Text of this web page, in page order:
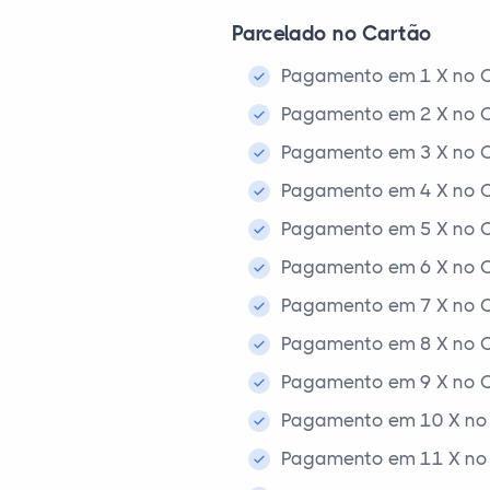
Parcelado no Cartão
Pagamento em 1 X no
Pagamento em 2 X no
Pagamento em 3 X no
Pagamento em 4 X no
Pagamento em 5 X no
Pagamento em 6 X no
Pagamento em 7 X no
Pagamento em 8 X no
Pagamento em 9 X no
Pagamento em 10 X
Pagamento em 11 X